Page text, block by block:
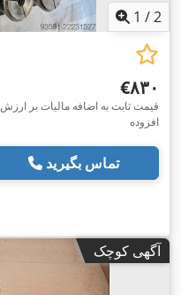
1 /2
‎€۸۳۰
قیمت ثابت به اضافه مالیات بر ارزش
افزوده
تماس بگیرید
آگهی کوچک